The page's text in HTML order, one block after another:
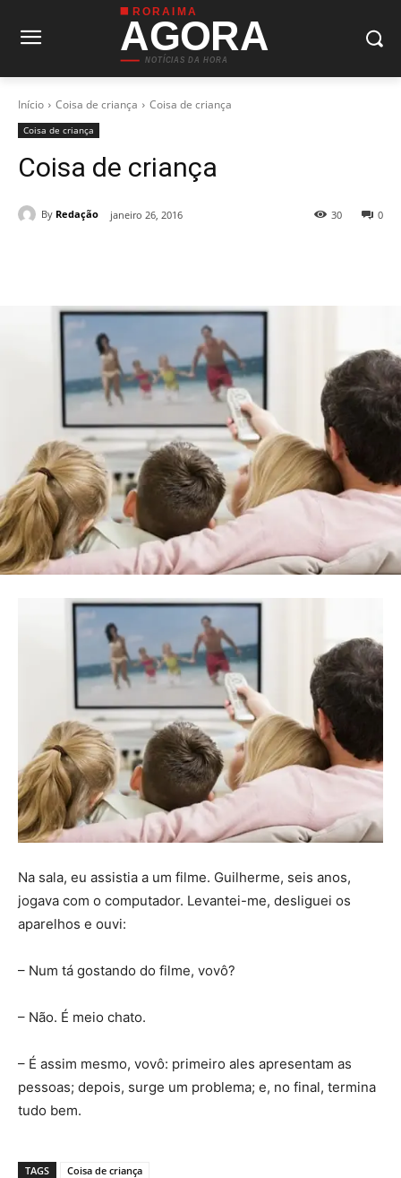
RORAIMA
AGORA
NOTÍCIAS DA HORA
Início Coisa de criança Coisa de criança
Coisa de criança
Coisa de criança
By Redação janeiro 26, 2016 0
30
Na sala, eu assistia a um filme. Guilherme, seis anos,
jogava com o computador. Levantei-me, desliguei os
aparelhos e ouvi:
– Num tá gostando do filme, vovô?
– Não. É meio chato.
– É assim mesmo, vovô: primeiro ales apresentam as
pessoas; depois, surge um problema; e, no final, termina
tudo bem.
TAGS Coisa de criança